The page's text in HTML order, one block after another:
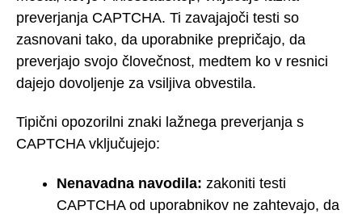
preverjanja CAPTCHA. Ti zavajajoči testi so
zasnovani tako, da uporabnike prepričajo, da
preverjajo svojo človečnost, medtem ko v resnici
dajejo dovoljenje za vsiljiva obvestila.
Tipični opozorilni znaki lažnega preverjanja s
CAPTCHA vključujejo:
Nenavadna navodila: zakoniti testi
CAPTCHA od uporabnikov ne zahtevajo, da